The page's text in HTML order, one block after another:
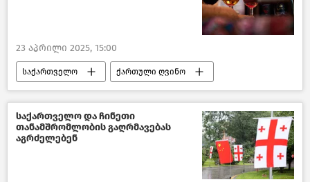
23 აპრილი 2025, 15:00
საქართველო ქართული ღვინო
ღვინის ეროვნული სააგენტო
საზოგადოება ახალი ამბები
საქართველო და ჩინეთი
თანამშრომლობის გაღრმავებას
აგრძელებენ